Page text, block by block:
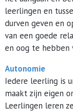
leerlingen en
durven geven en
van een goede
en oog te hebben
Autonomie
Iedere leerling is
maakt zijn eigen
Leerlingen leren